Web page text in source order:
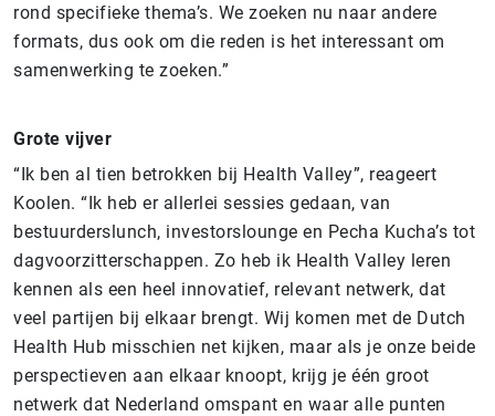
rond specifieke thema’s. We zoeken nu naar andere
formats, dus ook om die reden is het interessant om
samenwerking te zoeken.”
Grote vijver
“Ik ben al tien betrokken bij Health Valley”, reageert
Koolen. “Ik heb er allerlei sessies gedaan, van
bestuurderslunch, investorslounge en Pecha Kucha’s tot
dagvoorzitterschappen. Zo heb ik Health Valley leren
kennen als een heel innovatief, relevant netwerk, dat
veel partijen bij elkaar brengt. Wij komen met de Dutch
Health Hub misschien net kijken, maar als je onze beide
perspectieven aan elkaar knoopt, krijg je één groot
netwerk dat Nederland omspant en waar alle punten